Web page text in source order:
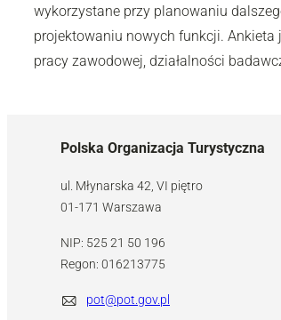
wykorzystane przy planowaniu
projektowaniu nowych funkcji.
pracy zawodowej, działalności
Polska Organizacja Turystyczna
ul. Młynarska 42, VI piętro
01-171 Warszawa
NIP: 525 21 50 196
Regon: 016213775
pot@pot.gov.pl